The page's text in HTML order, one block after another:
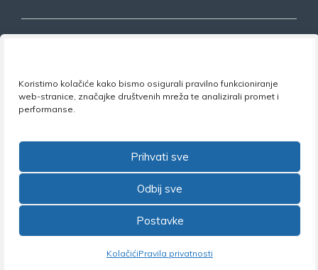
Koristimo kolačiće kako bismo osigurali pravilno funkcioniranje
web-stranice, značajke društvenih mreža te analizirali promet i
performanse.
Prihvati sve
Odbij sve
Postavke
KolačićiPravila privatnosti
Nezavisni sindikat znanosti i visokog
obrazovanja
Zagreb •Tel: +385 1 4847 337 •Email: uprava@nsz.hr
©2026 Nezavisni sindikat znanosti i visokog obrazovanja